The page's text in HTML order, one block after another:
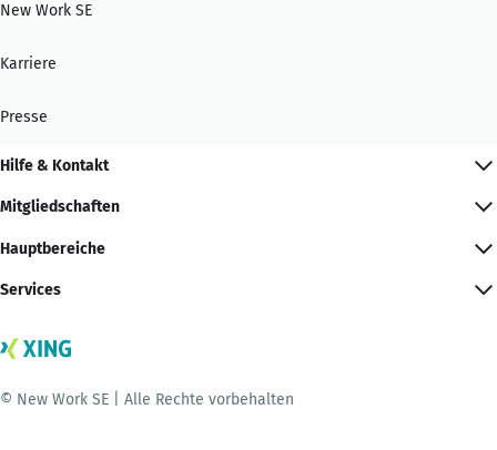
New Work SE
Karriere
Presse
Hilfe & Kontakt
Mitgliedschaften
Hauptbereiche
Services
© New Work SE | Alle Rechte vorbehalten